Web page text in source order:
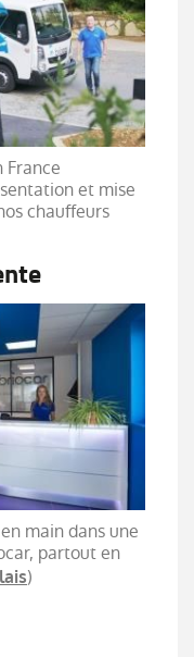
France
et mise
chauffeurs
main dans une
partout en
)